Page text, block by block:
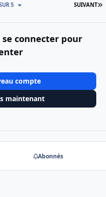
SUIVANT
5
connecter pour
compte
maintenant
Abonnés